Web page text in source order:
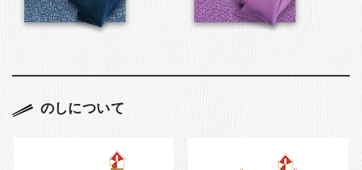
のしについて